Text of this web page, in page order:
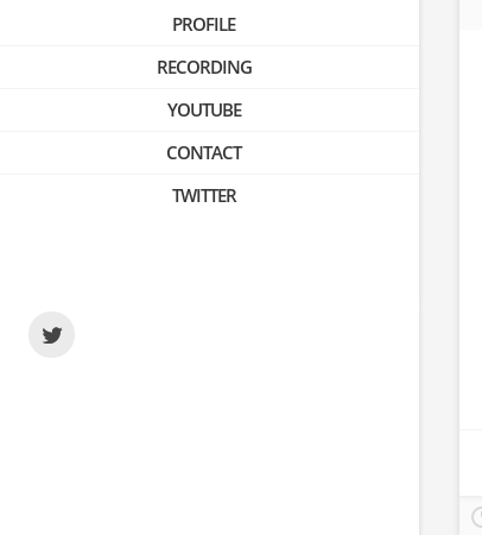
PROFILE
RECORDING
YOUTUBE
CONTACT
TWITTER